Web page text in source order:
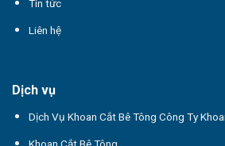
Tin tức
Liên hệ
Dịch vụ
Dịch Vụ Khoan Cắt Bê Tông Công Ty